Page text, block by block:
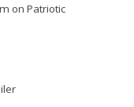
on Patriotic